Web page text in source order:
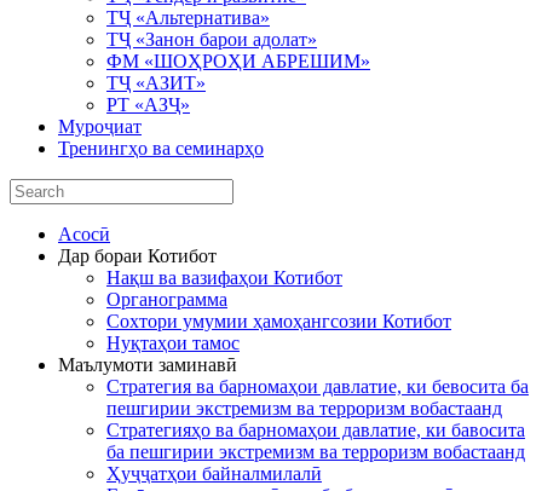
ТҶ «Альтернатива»
ТҶ «Занон барои адолат»
ФМ «ШОҲРОҲИ АБРЕШИМ»
ТҶ «АЗИТ»
РТ «АЗҶ»
Муроҷиат
Тренингҳо ва семинарҳо
Асосӣ
Дар бораи Котибот
Нақш ва вазифаҳои Котибот
Органограмма
Сохтори умумии ҳамоҳангсозии Котибот
Нуқтаҳои тамос
Маълумоти заминавӣ
Стратегия ва барномаҳои давлатие, ки бевосита ба
пешгирии экстремизм ва терроризм вобастаанд
Стратегияҳо ва барномаҳои давлатие, ки бавосита
ба пешгирии экстремизм ва терроризм вобастаанд
Ҳуҷҷатҳои байналмилалӣ